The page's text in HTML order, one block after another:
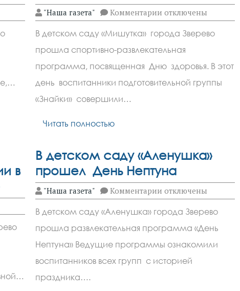
"Наша газета" Комментарии к
записи
Воспитанники
«Мишутки»
из
города
Зверево
побывали
в
отключены
В детском саду «Мишутка» города Зверево
прошла спортивно-развлекательная
программа, посвященная Дню здоровья. В этот
день воспитанники подготовительной группы
«Знайки» совершили…
Читать полностью
в
В детском саду «Аленушка»
прошел День Нептуна
"Наша газета" Комментарии к
записи
детском
саду
«Аленушка»
прошел
День
Нептуна
отключены
В детском саду «Аленушка» города Зверево
прошла развлекательная программа «День
Нептуна» Ведущие программы ознакомили
воспитанников всех групп с историей
праздника….